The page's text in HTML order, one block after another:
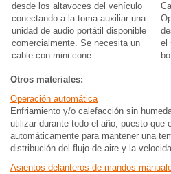
desde los altavoces del vehículo
conectando a la toma auxiliar una
unidad de audio portátil disponible
comercialmente. Se necesita un
cable con mini cone ...
el
Otros materiales:
Operación automática
Enfriamiento y/o calefacción sin
utilizar durante todo el año, puesto que
automáticamente para mantener una
distribución del flujo de aire y la
Asientos delanteros de mandos